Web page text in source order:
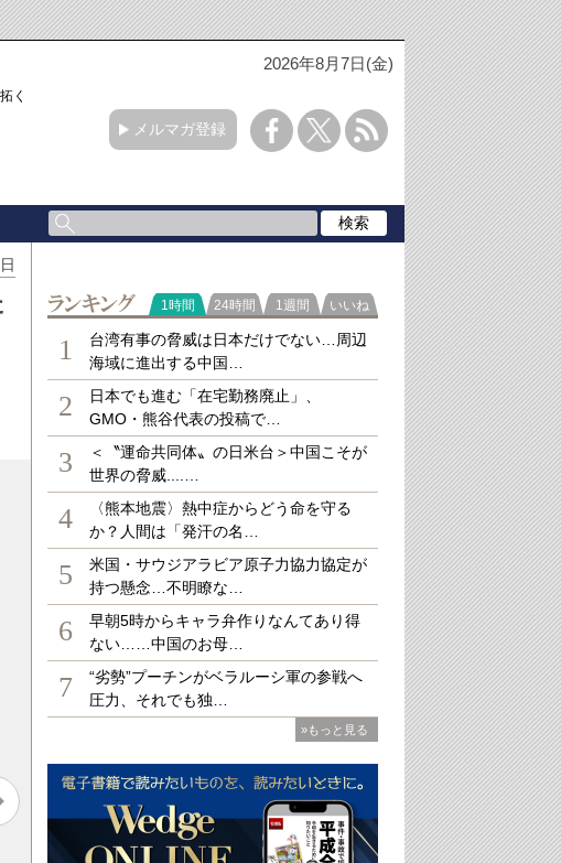
2026年8月7日(金)
く
メルマガ登録
（日本サハリン協会会長）
元FM東京アナウンサー。退職後もフリーランスとして報道関係を中心に活動。2012年に同
では非常勤講師として民俗学・民俗文化論を教える。
ラ
1時間 24時間 1週間 いいね
1
台湾有事の脅威は日本だけでない…周辺
海域に進出する中国…
2
日本でも進む「在宅勤務廃止」、
GMO・熊谷代表の投稿で…
3
＜〝運命共同体〟の日米台＞中国こそが
世界の脅威....…
4
〈熊本地震〉熱中症からどう命を守る
か？人間は「発汗の名…
5
米国・サウジアラビア原子力協力協定が
持つ懸念…不明瞭な…
6
早朝5時からキャラ弁作りなんてあり得
ない……中国のお母…
7
“劣勢”プーチンがベラルーシ軍の参戦へ
圧力、それでも独…
»もっと見る